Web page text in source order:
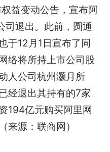
益变动公告，宣布阿
司退出。此前，圆通
于12月1日宣布了同
络将所持上市公司股
人公司杭州灏月所
经退出其持有的7家
194亿元购买阿里网
来源：联商网）